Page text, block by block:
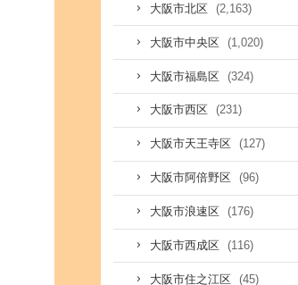
大阪市北区 (2,163)
大阪市中央区 (1,020)
大阪市福島区 (324)
大阪市西区 (231)
大阪市天王寺区 (127)
大阪市阿倍野区 (96)
大阪市浪速区 (176)
大阪市西成区 (116)
大阪市住之江区 (45)